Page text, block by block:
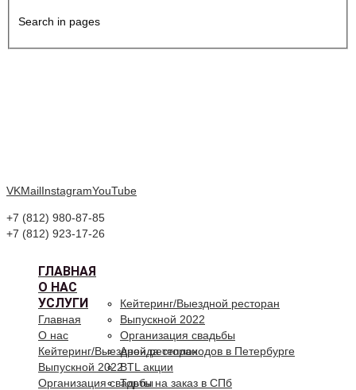
Search in pages
VKMailInstagramYouTube
+7 (812) 980-87-85
+7 (812) 923-17-26
ГЛАВНАЯ
О НАС
УСЛУГИ
Кейтеринг/Выездной ресторан
Выпускной 2022
Организация свадьбы
Аренда теплоходов в Петербурге
BTL акции
Торты на заказ в СПб
Главная
О нас
Кейтеринг/Выездной ресторан
Выпускной 2022
Организация свадьбы